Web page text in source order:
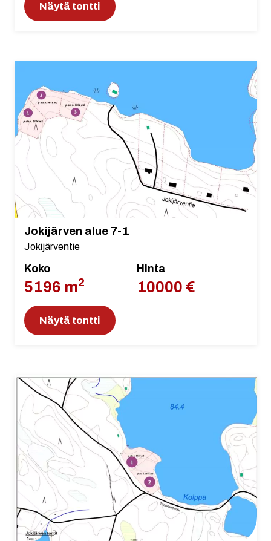
Näytä tontti
Jokijärven alue 7-1
Jokijärventie
Koko
5196 m2
Hinta
10000 €
Näytä tontti